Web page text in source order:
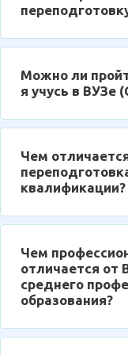
Можно ли
я учусь в ВУЗе
Чем
квалификации?
Чем
отличается
среднего
образования?